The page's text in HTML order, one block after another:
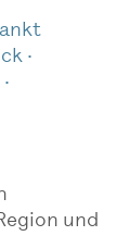
·
und